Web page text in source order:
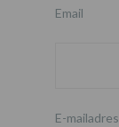
Email
E-mailadres